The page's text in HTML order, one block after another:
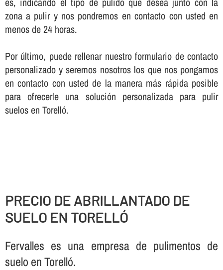
zona a pulir y nos pondremos en contacto con usted en
menos de 24 horas.
Por último, puede rellenar nuestro formulario de contacto
personalizado y seremos nosotros los que nos pongamos
en contacto con usted de la manera más rápida posible
para ofrecerle una solución personalizada para pulir
suelos en Torelló.
PRECIO DE ABRILLANTADO DE
SUELO EN TORELLÓ
Fervalles es una empresa de pulimentos de
suelo en Torelló.